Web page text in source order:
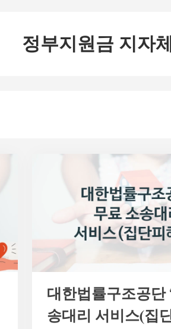
정부지원금 지자
대한법률구조공단
송대리 서비스(집